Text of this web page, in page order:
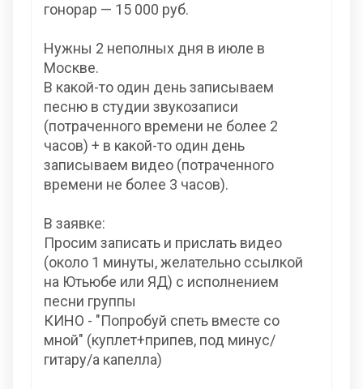
гонорар — 15 000 руб.
Нужны 2 неполных дня в июле в
Москве.
В какой-то один день записываем
песню в студии звукозаписи
(потраченного времени не более 2
часов) + в какой-то один день
записываем видео (потраченного
времени не более 3 часов).
В заявке:
Просим записать и прислать видео
(около 1 минуты, желательно ссылкой
на Ютьюбе или ЯД) с исполнением
песни группы
КИНО - "Попробуй спеть вместе со
мной" (куплет+припев, под минус/
гитару/а капелла)